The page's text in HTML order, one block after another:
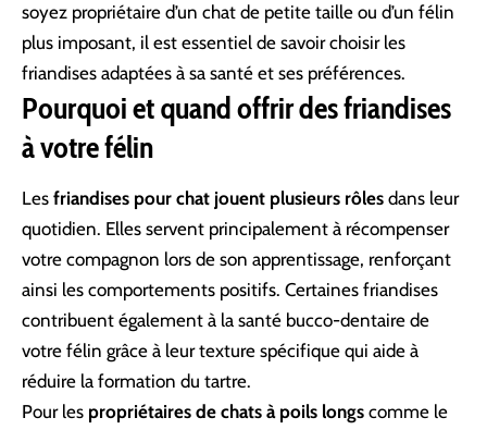
soyez propriétaire d’un chat de petite taille ou d’un félin
plus imposant, il est essentiel de savoir choisir les
friandises adaptées à sa santé et ses préférences.
Pourquoi et quand offrir des friandises
à votre félin
Les friandises pour chat jouent plusieurs rôles dans leur
quotidien. Elles servent principalement à récompenser
votre compagnon lors de son apprentissage, renforçant
ainsi les comportements positifs. Certaines friandises
contribuent également à la santé bucco-dentaire de
votre félin grâce à leur texture spécifique qui aide à
réduire la formation du tartre.
Pour les propriétaires de chats à poils longs comme le